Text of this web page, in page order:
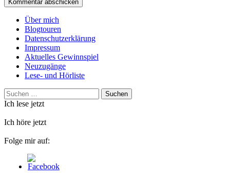
Über mich
Blogtouren
Datenschutzerklärung
Impressum
Aktuelles Gewinnspiel
Neuzugänge
Lese- und Hörliste
Suchen
nach:
Ich lese jetzt
Ich höre jetzt
Folge mir auf: